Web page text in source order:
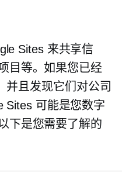
Sites 来共享信
目等。如果您已经
并且发现它们对公司
Sites 可能是您数字
下是您需要了解的